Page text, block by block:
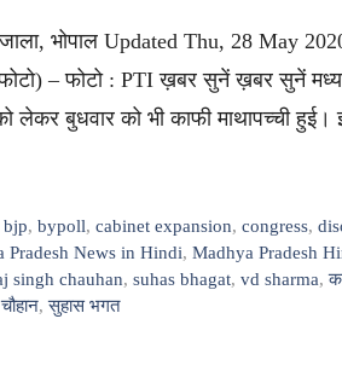
भोपाल Updated Thu, 28 May
– फोटो : PTI ख़बर सुनें ख़बर सुनें
लेकर बुधवार को भी काफी माथापच्ची
bjp,bypoll,cabinet expansion,congress,
Pradesh News in Hindi, Madhya Pradesh
singh chauhan, suhas bhagat, vd sharma,
,सुहास भगत